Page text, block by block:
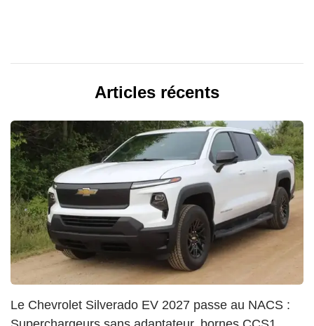
Articles récents
Le Chevrolet Silverado EV 2027 passe au NACS :